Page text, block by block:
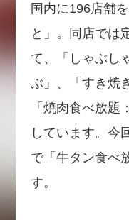
国内に196店舗
と」。同店では
て、「しゃぶし
ぶ」、「すき焼
「焼肉食べ放
しています。今
で「牛タン食べ
す。